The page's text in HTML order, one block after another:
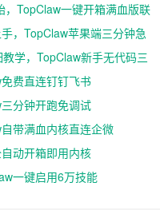
TopClaw一键开箱满血版联
，TopClaw苹果端三分钟急
学，TopClaw新手无代码三
费直连钉钉飞书
分钟开跑免调试
带满血内核直连企微
动开箱即用内核
一键启用6万技能